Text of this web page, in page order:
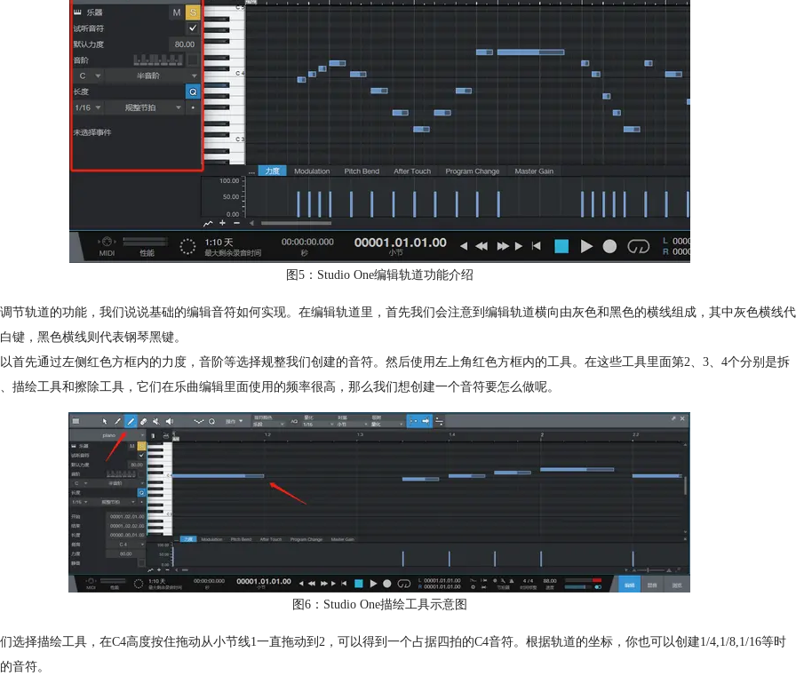
图5：Studio One编辑轨道功能介绍
节轨道的功能，我们说说基础的编辑音符如何实现。在编辑轨道里，首先我们会注意到编辑轨道横向由灰色和黑色的横线组成，其中灰色横线代
键，黑色横线则代表钢琴黑键。
首先通过左侧红色方框内的力度，音阶等选择规整我们创建的音符。然后使用左上角红色方框内的工具。在这些工具里面第2、3、4个分别是拆
描绘工具和擦除工具，它们在乐曲编辑里面使用的频率很高，那么我们想创建一个音符要怎么做呢。
图6：Studio One描绘工具示意图
选择描绘工具，在C4高度按住拖动从小节线1一直拖动到2，可以得到一个占据四拍的C4音符。根据轨道的坐标，你也可以创建1/4,1/8,1/16等时
音符。